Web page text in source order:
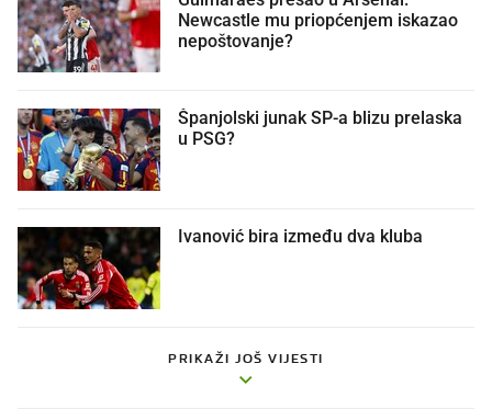
Newcastle mu priopćenjem iskazao
nepoštovanje?
Španjolski junak SP-a blizu prelaska
u PSG?
Ivanović bira između dva kluba
PRIKAŽI JOŠ VIJESTI